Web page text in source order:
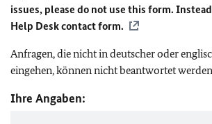
issues, please do not use this form.
Help Desk contact form.
Anfragen, die nicht in deutscher oder
eingehen, können nicht beantwortet
Ihre Angaben: